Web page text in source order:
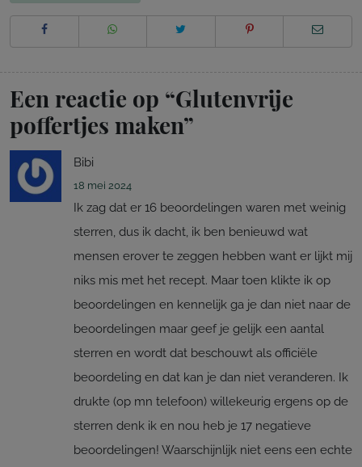
Een reactie op “Glutenvrije
poffertjes maken”
Bibi
18 mei 2024
Ik zag dat er 16 beoordelingen waren met weinig
sterren, dus ik dacht, ik ben benieuwd wat
mensen erover te zeggen hebben want er lijkt mij
niks mis met het recept. Maar toen klikte ik op
beoordelingen en kennelijk ga je dan niet naar de
beoordelingen maar geef je gelijk een aantal
sterren en wordt dat beschouwt als officiële
beoordeling en dat kan je dan niet veranderen. Ik
drukte (op mn telefoon) willekeurig ergens op de
sterren denk ik en nou heb je 17 negatieve
beoordelingen! Waarschijnlijk niet eens een echte